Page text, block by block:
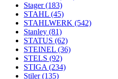
Stager(183)
STAHL (45)
STAHLWERK (542)
Stanley (81)
STATUS (62)
STEINEL (36)
STELS (92)
STIGA (234)
Stiler(135)